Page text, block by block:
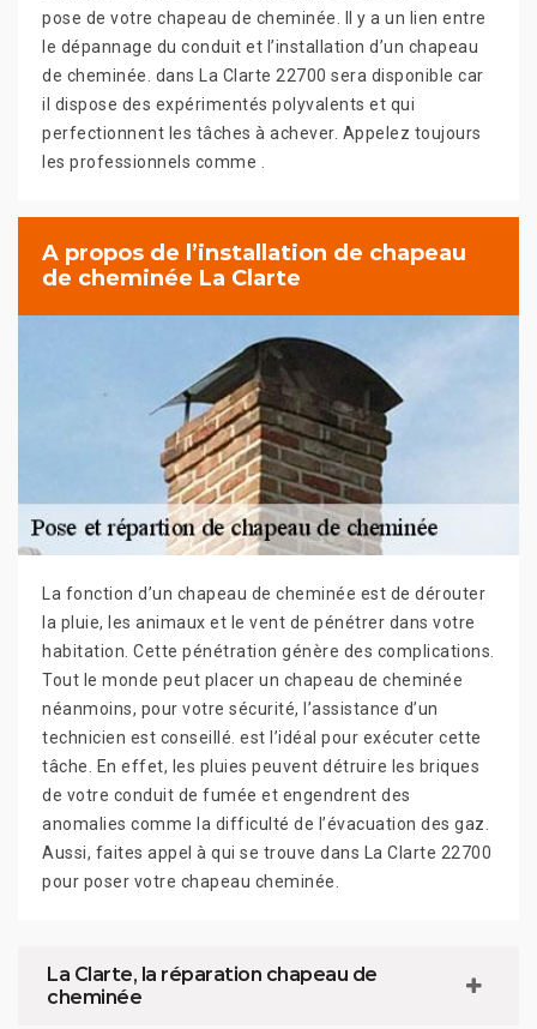
pose de votre chapeau de cheminée. Il y a un lien entre
le dépannage du conduit et l’installation d’un chapeau
de cheminée. dans La Clarte 22700 sera disponible car
il dispose des expérimentés polyvalents et qui
perfectionnent les tâches à achever. Appelez toujours
les professionnels comme .
A propos de l’installation de chapeau
de cheminée La Clarte
La fonction d’un chapeau de cheminée est de dérouter
la pluie, les animaux et le vent de pénétrer dans votre
habitation. Cette pénétration génère des complications.
Tout le monde peut placer un chapeau de cheminée
néanmoins, pour votre sécurité, l’assistance d’un
technicien est conseillé. est l’idéal pour exécuter cette
tâche. En effet, les pluies peuvent détruire les briques
de votre conduit de fumée et engendrent des
anomalies comme la difficulté de l’évacuation des gaz.
Aussi, faites appel à qui se trouve dans La Clarte 22700
pour poser votre chapeau cheminée.
La Clarte, la réparation chapeau de
cheminée